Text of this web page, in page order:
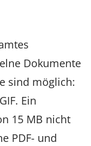
Dokumente
sind möglich:
Ein
15 MB nicht
PDF- und